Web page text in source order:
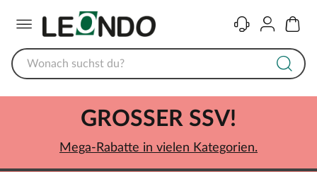
KontaktKonto
GROSSER SSV!
Mega-Rabatte in vielen Kategorien.